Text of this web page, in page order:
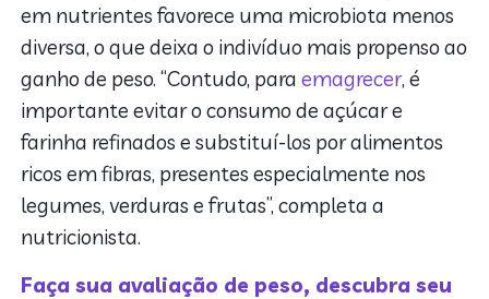
em nutrientes favorece uma microbiota menos
diversa, o que deixa o indivíduo mais propenso ao
ganho de peso. “Contudo, paraemagrecer, é
importante evitar o consumo de açúcar e
farinha refinados e substituí-los por alimentos
ricos em fibras, presentes especialmente nos
legumes, verduras e frutas”, completa a
nutricionista.
Faça sua avaliação de peso, descubra seu